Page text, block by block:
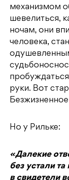
механизмом
шевелиться,
ночам, они
человека,
руки. Вот
Но у Рильке:
«Далекие
без устали
в свидетели